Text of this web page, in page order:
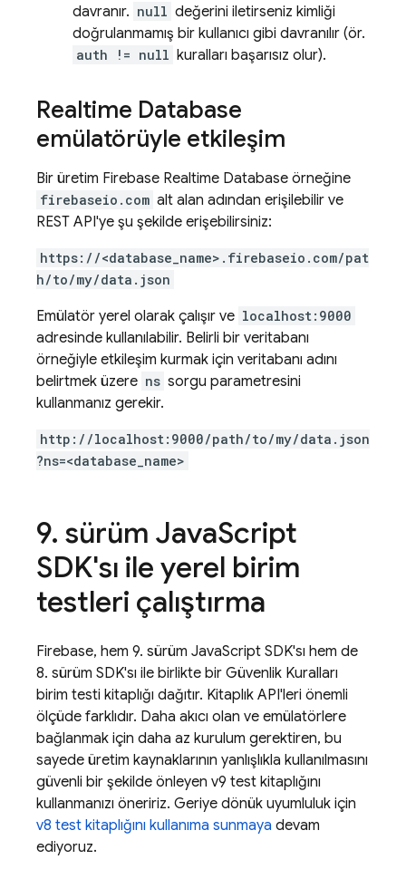
davranır. null değerini iletirseniz kimliği
doğrulanmamış bir kullanıcı gibi davranılır (ör.
auth != null kuralları başarısız olur).
Realtime Database
emülatörüyle etkileşim
Bir üretim Firebase Realtime Database örneğine
firebaseio.com alt alan adından erişilebilir ve
REST API'ye şu şekilde erişebilirsiniz:
https://<database_name>.firebaseio.com/pat
h/to/my/data.json
Emülatör yerel olarak çalışır ve localhost:9000
adresinde kullanılabilir. Belirli bir veritabanı
örneğiyle etkileşim kurmak için veritabanı adını
belirtmek üzere ns sorgu parametresini
kullanmanız gerekir.
http://localhost:9000/path/to/my/data.json
?ns=<database_name>
9. sürüm JavaScript
SDK'sı ile yerel birim
testleri çalıştırma
Firebase, hem 9. sürüm JavaScript SDK'sı hem de
8. sürüm SDK'sı ile birlikte bir Güvenlik Kuralları
birim testi kitaplığı dağıtır. Kitaplık API'leri önemli
ölçüde farklıdır. Daha akıcı olan ve emülatörlere
bağlanmak için daha az kurulum gerektiren, bu
sayede üretim kaynaklarının yanlışlıkla kullanılmasını
güvenli bir şekilde önleyen v9 test kitaplığını
kullanmanızı öneririz. Geriye dönük uyumluluk için
v8 test kitaplığını kullanıma sunmaya devam
ediyoruz.